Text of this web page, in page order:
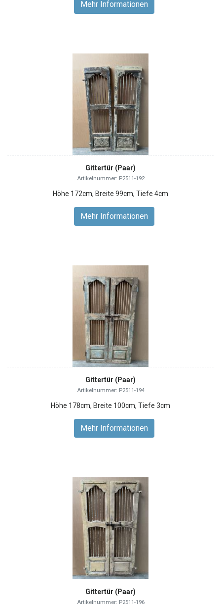
Mehr Informationen
Gittertür (Paar)
Artikelnummer: P2511-192
Höhe 172cm, Breite 99cm, Tiefe 4cm
Mehr Informationen
Gittertür (Paar)
Artikelnummer: P2511-194
Höhe 178cm, Breite 100cm, Tiefe 3cm
Mehr Informationen
Gittertür (Paar)
Artikelnummer: P2511-196